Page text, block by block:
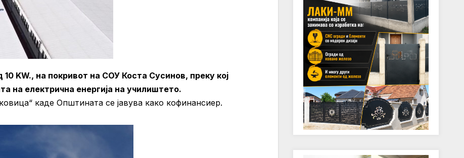
KW., на покривот на СОУ Коста Сусинов, преку кој
на електрична енергија на училиштето.
каде Општината се јавува како кофинансиер.